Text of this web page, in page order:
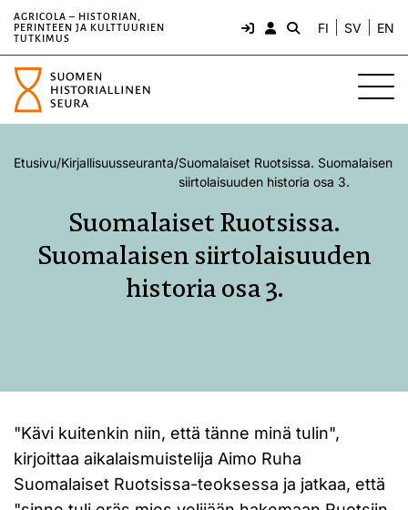
AGRICOLA – HISTORIAN,
PERINTEEN JA KULTTUURIEN
TUTKIMUS
FI SV EN
Etusivu/Kirjallisuusseuranta/Suomalaiset Ruotsissa. Suomalaisen
siirtolaisuuden historia osa 3.
Suomalaiset Ruotsissa.
Suomalaisen siirtolaisuuden
historia osa 3.
"Kävi kuitenkin niin, että tänne minä tulin",
kirjoittaa aikalaismuistelija Aimo Ruha
Suomalaiset Ruotsissa-teoksessa ja jatkaa, että